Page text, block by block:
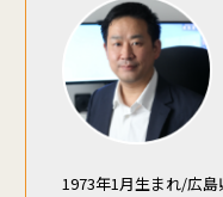
1973年1月生まれ/広島